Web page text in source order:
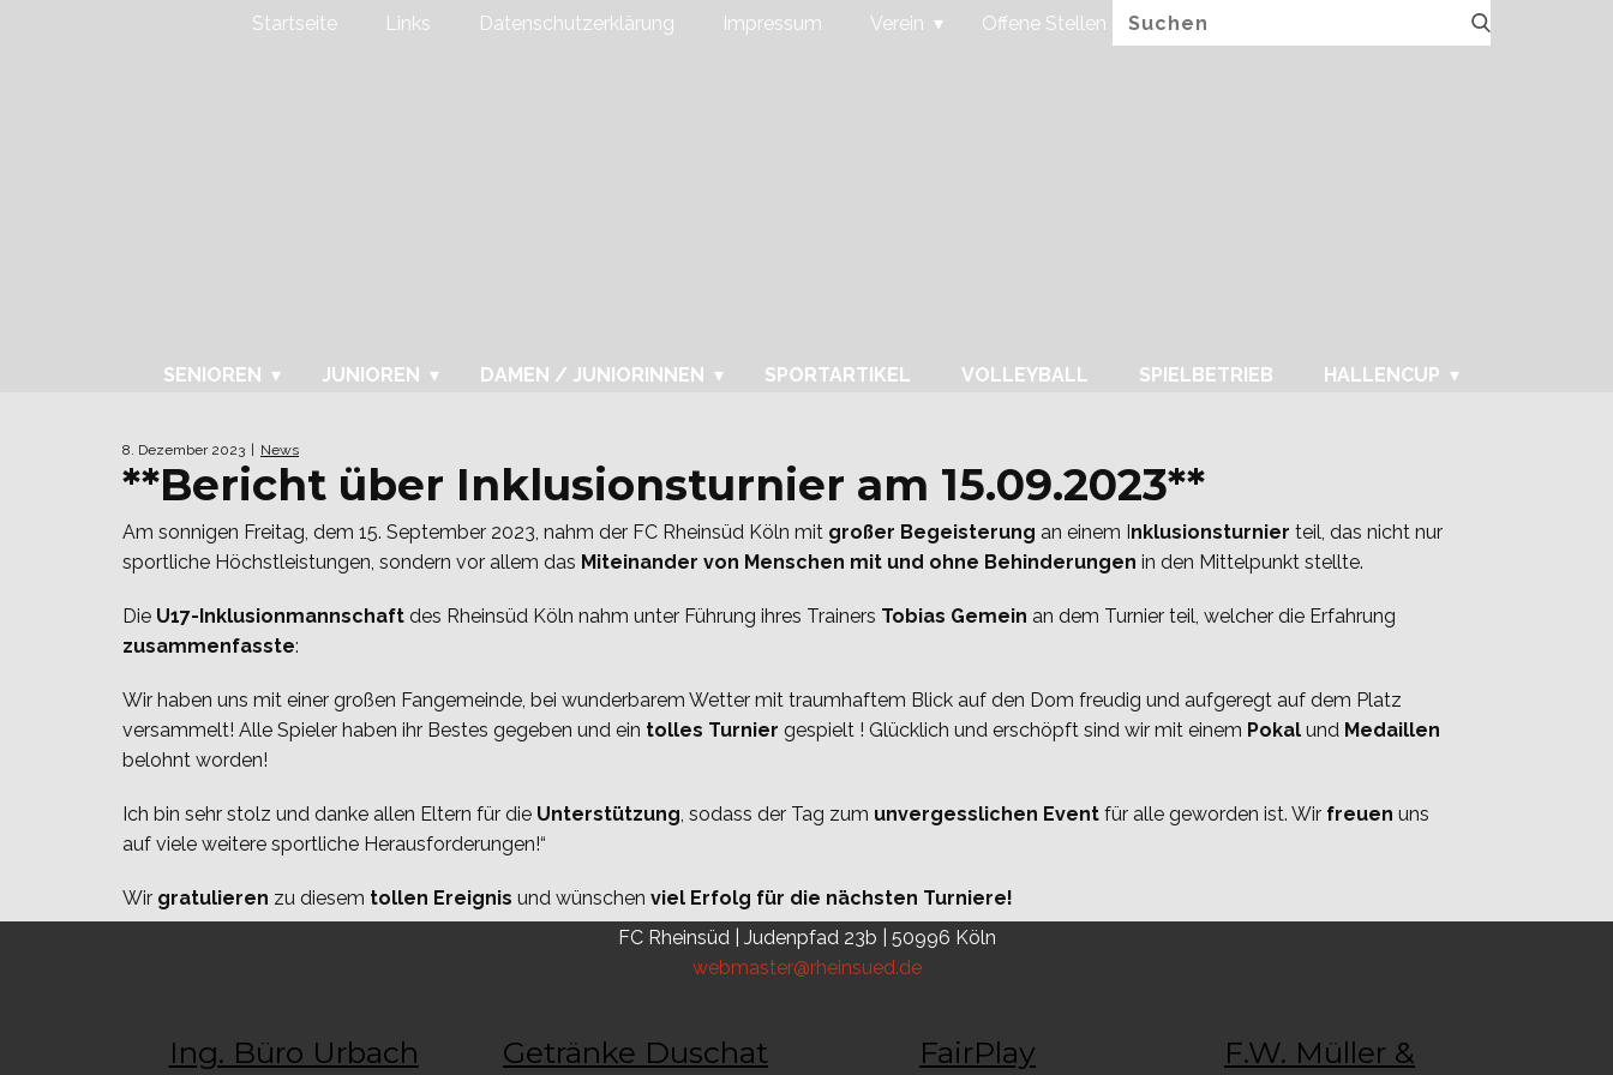
Startseite Links Datenschutzerklärung Impressum Verein Offene Stellen FUPA.net
SENIOREN JUNIOREN DAMEN / JUNIORINNEN SPORTARTIKEL VOLLEYBALL SPIELBETRIEB HALLENCUP
8. Dezember 2023 News
**Bericht über Inklusionsturnier am 15.09.2023**
Am sonnigen Freitag, dem 15. September 2023, nahm der FC Rheinsüd Köln mit großer Begeisterung an einem Inklusionsturnier teil, das nicht nur
sportliche Höchstleistungen, sondern vor allem das Miteinander von Menschen mit und ohne Behinderungen in den Mittelpunkt stellte.
Die U17-Inklusionmannschaft des Rheinsüd Köln nahm unter Führung ihres Trainers Tobias Gemein an dem Turnier teil, welcher die Erfahrung
zusammenfasste:
Wir haben uns mit einer großen Fangemeinde, bei wunderbarem Wetter mit traumhaftem Blick auf den Dom freudig und aufgeregt auf dem Platz
versammelt! Alle Spieler haben ihr Bestes gegeben und ein tolles Turnier gespielt ! Glücklich und erschöpft sind wir mit einem Pokal und Medaillen
belohnt worden!
Ich bin sehr stolz und danke allen Eltern für die Unterstützung, sodass der Tag zum unvergesslichen Event für alle geworden ist. Wir freuen uns
auf viele weitere sportliche Herausforderungen!“
Wir gratulieren zu diesem tollen Ereignis und wünschen viel Erfolg für die nächsten Turniere!
FC Rheinsüd | Judenpfad 23b | 50996 Köln
webmaster@rheinsued.de
Ing. Büro Urbach Getränke Duschat FairPlay
F.W. Müller &